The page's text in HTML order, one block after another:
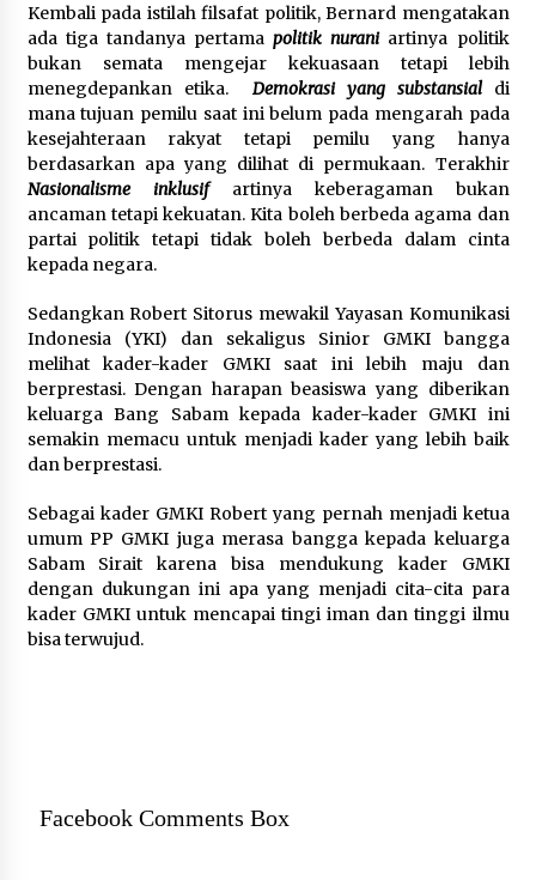
Kembali pada istilah filsafat politik, Bernard mengatakan
ada tiga tandanya pertamapolitik nurani artinya politik
bukan semata mengejar kekuasaan tetapi lebih
menegdepankan etika. Demokrasi yang substansialdi
mana tujuan pemilu saat ini belum pada mengarah pada
kesejahteraan rakyat tetapi pemilu yang hanya
berdasarkan apa yang dilihat di permukaan. Terakhir
Nasionalisme inklusif
artinya keberagaman bukan
ancaman tetapi kekuatan. Kita boleh berbeda agama dan
partai politik tetapi tidak boleh berbeda dalam cinta
kepada negara.
Sedangkan Robert Sitorus mewakil Yayasan Komunikasi
Indonesia (YKI) dan sekaligus Sinior GMKI bangga
melihat kader-kader GMKI saat ini lebih maju dan
berprestasi. Dengan harapan beasiswa yang diberikan
keluarga Bang Sabam kepada kader-kader GMKI ini
semakin memacu untuk menjadi kader yang lebih baik
dan berprestasi.
Sebagai kader GMKI Robert yang pernah menjadi ketua
umum PP GMKI juga merasa bangga kepada keluarga
Sabam Sirait karena bisa mendukung kader GMKI
dengan dukungan ini apa yang menjadi cita-cita para
kader GMKI untuk mencapai tingi iman dan tinggi ilmu
bisa terwujud.
Facebook Comments Box